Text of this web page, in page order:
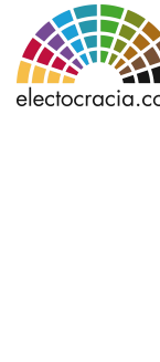
Ir al contenido